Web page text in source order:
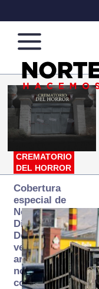
Norte
de
Ciudad
Más
que
noticias,
hacemos periodismo
CREMATORIO
DEL HORROR
Cobertura
especial de
Norte
Digital:
Donde la
verdad
arde… pero
no se
consume